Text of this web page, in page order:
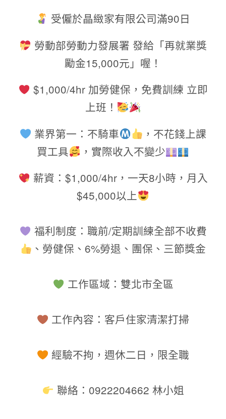
受僱於晶緻家有限公司滿90日
勞動部勞動力發展署 發給「再就業獎
勵金15,000元」喔！
$1,000/4hr 加勞健保，免費訓練 立即
上班！
業界第一 ：不騎車
，不花錢上課
買工具
，實際收入不變少
薪資： $1,000/4hr，一天8小時，月入
$45,000以上
福利制度：職前/定期訓練全部不收費
、勞健保、 6%勞退、團保、三節獎金
工作區域：雙北市全區
工作內容：客戶住家清潔打掃
經驗不拘，週休二日，限全職
聯絡： 0922204662 林小姐